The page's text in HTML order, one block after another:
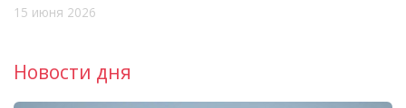
15 июня 2026
Новости дня